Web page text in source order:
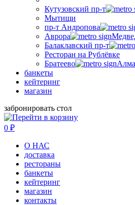
Кутузовский пр-т
Мытищи
пр-т Андропова
Аврора
Балаклавский пр-т
Ресторан на Рублёвке
Братеево
банкеты
кейтеринг
магазин
забронировать стол
0 ₽
О НАС
доставка
рестораны
банкеты
кейтеринг
магазин
контакты